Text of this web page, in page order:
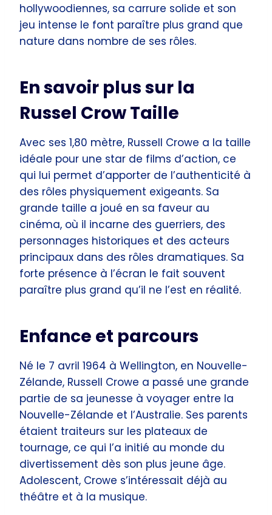
hollywoodiennes, sa carrure solide et son
jeu intense le font paraître plus grand que
nature dans nombre de ses rôles.
En savoir plus sur la
Russel Crow Taille
Avec ses 1,80 mètre, Russell Crowe a la taille
idéale pour une star de films d’action, ce
qui lui permet d’apporter de l’authenticité à
des rôles physiquement exigeants. Sa
grande taille a joué en sa faveur au
cinéma, où il incarne des guerriers, des
personnages historiques et des acteurs
principaux dans des rôles dramatiques. Sa
forte présence à l’écran le fait souvent
paraître plus grand qu’il ne l’est en réalité.
Enfance et parcours
Né le 7 avril 1964 à Wellington, en Nouvelle-
Zélande, Russell Crowe a passé une grande
partie de sa jeunesse à voyager entre la
Nouvelle-Zélande et l’Australie. Ses parents
étaient traiteurs sur les plateaux de
tournage, ce qui l’a initié au monde du
divertissement dès son plus jeune âge.
Adolescent, Crowe s’intéressait déjà au
théâtre et à la musique.